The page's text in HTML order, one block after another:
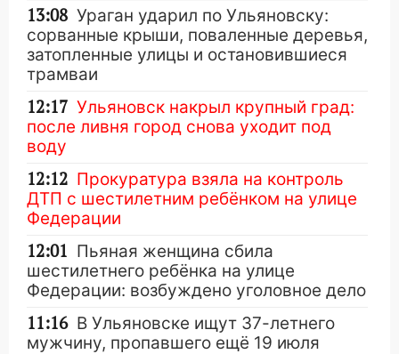
13:08 Ураган ударил по Ульяновску:
сорванные крыши, поваленные деревья,
затопленные улицы и остановившиеся
трамваи
12:17 Ульяновск накрыл крупный град:
после ливня город снова уходит под
воду
12:12 Прокуратура взяла на контроль
ДТП с шестилетним ребёнком на улице
Федерации
12:01 Пьяная женщина сбила
шестилетнего ребёнка на улице
Федерации: возбуждено уголовное дело
11:16 В Ульяновске ищут 37-летнего
мужчину, пропавшего ещё 19 июля